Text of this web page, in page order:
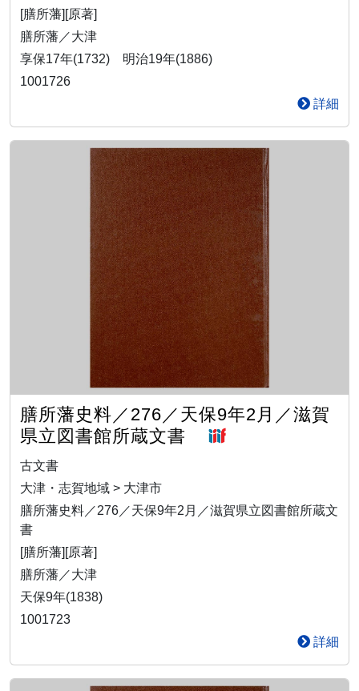
[膳所藩][原著]
膳所藩／大津
享保17年(1732) 明治19年(1886)
1001726
詳細
膳所藩史料／276／天保9年2月／滋賀
県立図書館所蔵文書
古文書
大津・志賀地域 > 大津市
膳所藩史料／276／天保9年2月／滋賀県立図書館所蔵文
書
[膳所藩][原著]
膳所藩／大津
天保9年(1838)
1001723
詳細